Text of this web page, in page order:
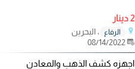
2 دينار
الرفاع
، البحرين
اجهزه كشف الذهب والمعادن